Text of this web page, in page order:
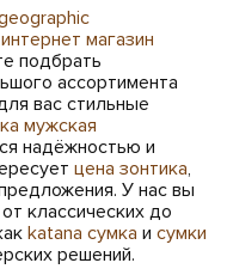
интернет магазин
подбрать
ассортимента
вас стильные
мужская
надёжностью и
цена зонтика,
У нас вы
классических до
katana сумка и сумки
решений.